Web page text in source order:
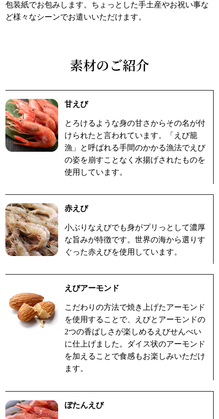
包装紙でお包みします。ちょっとした手土産やお祝い事な
ど様々なシーンでお遣いいただけます。
素材のご紹介
甘えび
とろけるような身の甘さからその名が付
けられたと言われています。「えび籠
漁」と呼ばれる手間のかかる漁法でえび
の姿を崩すことなく水揚げされたものを
使用しています。
赤えび
小ぶりなえびでも身がプリっとして濃厚
な旨みが特徴です。世界の海から選りす
ぐった赤えびを使用しています。
えびアーモンド
こだわりの方法で焼き上げたアーモンド
を使用することで、えびとアーモンドの
2つの香ばしさが楽しめるえびせんべい
に仕上げました。ダイス状のアーモンド
を加えることで食感もお楽しみいただけ
ます。
ぼたんえび